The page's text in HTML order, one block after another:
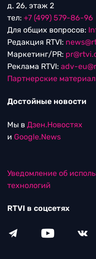
д. 26, этаж 2
тел: +7 (499) 579-86-96
Для общих вопросов:
Редакция RTVI:
Маркетинг/PR:
Реклама RTVI: adv-
Партнерские
Достойные новости
Мы в Дзен.Новостях
и Google.News
Уведомление об
технологий
RTVI в соцсетях